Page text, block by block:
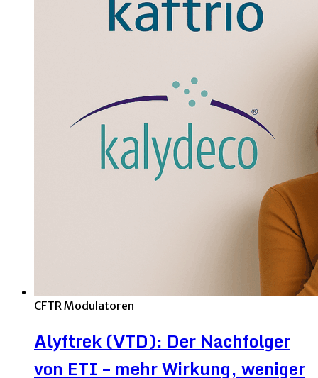
CFTR Modulatoren
Alyftrek (VTD): Der Nachfolger
von ETI – mehr Wirkung, weniger